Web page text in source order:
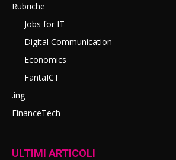
Rubriche
Jobs for IT
Digital Communication
Economics
FantaICT
.ing
FinanceTech
ULTIMI ARTICOLI